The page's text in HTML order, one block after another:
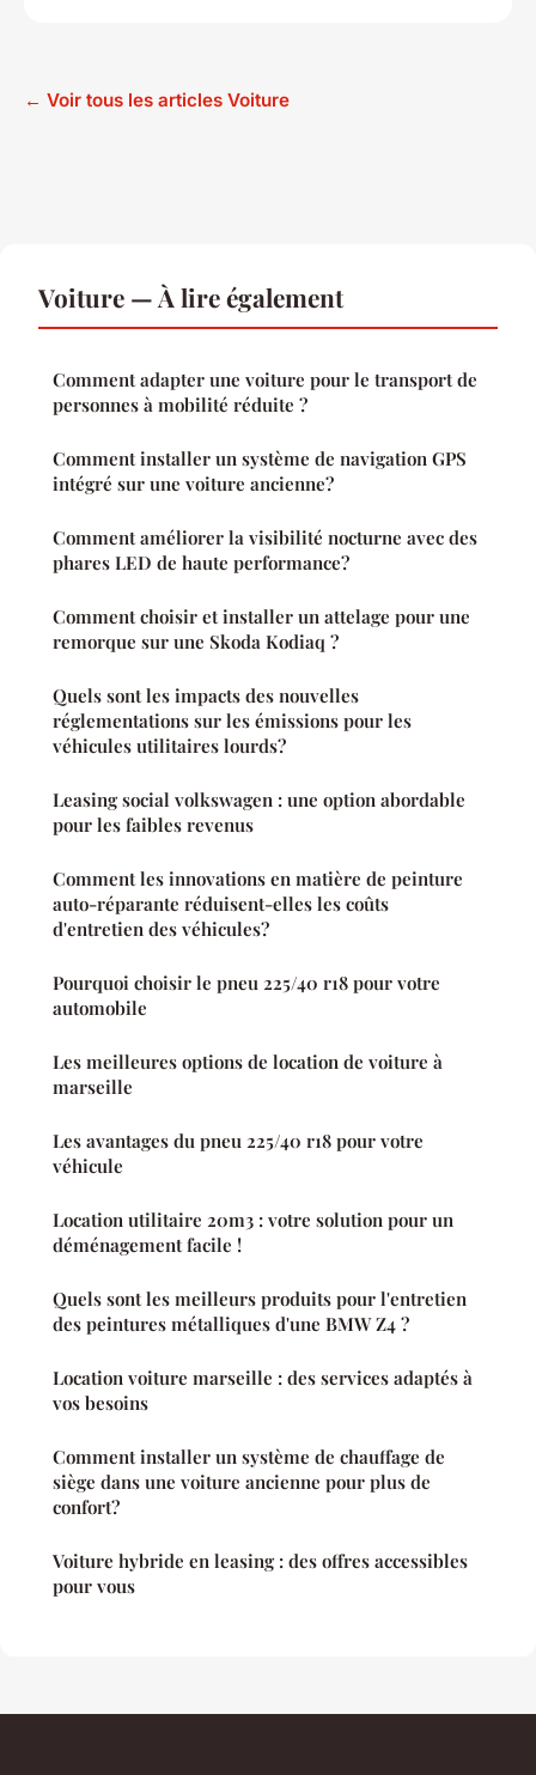
← Voir tous les articles Voiture
Voiture — À lire également
Comment adapter une voiture pour le transport de
personnes à mobilité réduite ?
Comment installer un système de navigation GPS
intégré sur une voiture ancienne?
Comment améliorer la visibilité nocturne avec des
phares LED de haute performance?
Comment choisir et installer un attelage pour une
remorque sur une Skoda Kodiaq ?
Quels sont les impacts des nouvelles
réglementations sur les émissions pour les
véhicules utilitaires lourds?
Leasing social volkswagen : une option abordable
pour les faibles revenus
Comment les innovations en matière de peinture
auto-réparante réduisent-elles les coûts
d'entretien des véhicules?
Pourquoi choisir le pneu 225/40 r18 pour votre
automobile
Les meilleures options de location de voiture à
marseille
Les avantages du pneu 225/40 r18 pour votre
véhicule
Location utilitaire 20m3 : votre solution pour un
déménagement facile !
Quels sont les meilleurs produits pour l'entretien
des peintures métalliques d'une BMW Z4 ?
Location voiture marseille : des services adaptés à
vos besoins
Comment installer un système de chauffage de
siège dans une voiture ancienne pour plus de
confort?
Voiture hybride en leasing : des offres accessibles
pour vous